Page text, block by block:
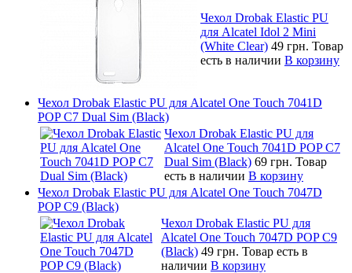
Чехол Drobak Elastic PU
для Alcatel Idol 2 Mini
(White Clear) 49 грн. Товар
есть в наличии В корзину
Чехол Drobak Elastic PU для Alcatel One Touch 7041D
POP C7 Dual Sim (Black)
Чехол Drobak Elastic PU для
Alcatel One Touch 7041D POP C7
Dual Sim (Black) 69 грн. Товар
есть в наличии В корзину
Чехол Drobak Elastic PU для Alcatel One Touch 7047D
POP C9 (Black)
Чехол Drobak Elastic PU для
Alcatel One Touch 7047D POP C9
(Black) 49 грн. Товар есть в
наличии В корзину